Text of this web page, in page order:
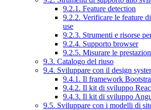
9.2.1. Feature detection
9.2.2. Verificare le feature
use
9.2.3. Strumenti e risorse
9.2.4. Supporto browser
9.2.5. Misurare le
9.3. Catalogo del riuso
9.4. Sviluppare con il design
9.4.1. Il framework
9.4.2. Il kit di sviluppo
9.4.3. Il kit di sviluppo
9.5. Sviluppare con i modelli di